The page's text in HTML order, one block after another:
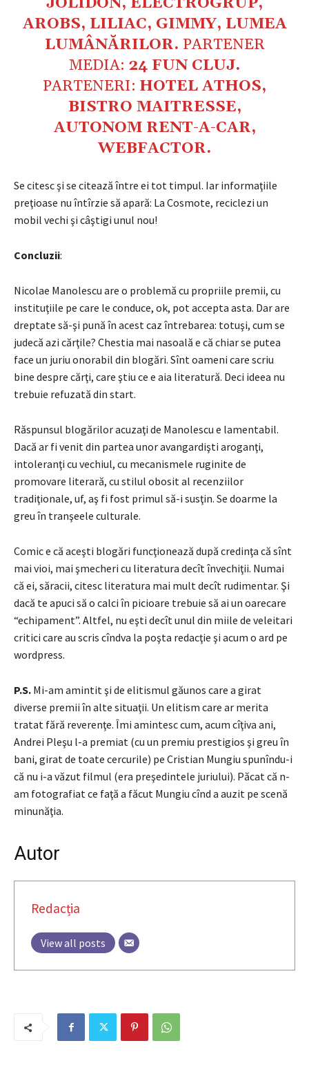
AROBS, LILIAC, GIMMY, LUMEA
LUMÂNĂRILOR. PARTENER
MEDIA: 24 FUN CLUJ.
PARTENERI: HOTEL ATHOS,
BISTRO MAITRESSE,
AUTONOM RENT-A-CAR,
WEBFACTOR.
Se citesc şi se citează între ei tot timpul. Iar informaţiile
preţioase nu întîrzie să apară: La Cosmote, reciclezi un
mobil vechi şi câştigi unul nou!
Concluzii:
Nicolae Manolescu are o problemă cu propriile premii, cu
instituţiile pe care le conduce, ok, pot accepta asta. Dar are
dreptate să-şi pună în acest caz întrebarea: totuşi, cum se
judecă azi cărţile? Chestia mai nasoală e că chiar se putea
face un juriu onorabil din blogări. Sînt oameni care scriu
bine despre cărţi, care ştiu ce e aia literatură. Deci ideea nu
trebuie refuzată din start.
Răspunsul blogărilor acuzaţi de Manolescu e lamentabil.
Dacă ar fi venit din partea unor avangardişti aroganţi,
intoleranţi cu vechiul, cu mecanismele ruginite de
promovare literară, cu stilul obosit al recenziilor
tradiţionale, uf, aş fi fost primul să-i susţin. Se doarme la
greu în tranşeele culturale.
Comic e că aceşti blogări funcţionează după credinţa că sînt
mai vioi, mai şmecheri cu literatura decît învechiţii. Numai
că ei, săracii, citesc literatura mai mult decît rudimentar. Şi
dacă te apuci să o calci în picioare trebuie să ai un oarecare
“echipament”. Altfel, nu eşti decît unul din miile de veleitari
critici care au scris cîndva la poşta redacţie şi acum o ard pe
wordpress.
P.S. Mi-am amintit şi de elitismul găunos care a girat
diverse premii în alte situaţii. Un elitism care ar merita
tratat fără reverenţe. Îmi amintesc cum, acum cîţiva ani,
Andrei Pleşu l-a premiat (cu un premiu prestigios şi greu în
bani, girat de toate cercurile) pe Cristian Mungiu spunîndu-i
că nu i-a văzut filmul (era preşedintele juriului). Păcat că n-
am fotografiat ce faţă a făcut Mungiu cînd a auzit pe scenă
minunăţia.
Autor
Redacția
View all posts